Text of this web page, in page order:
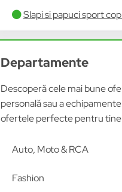
Slapi si papuci sport
Departamente
Descoperă cele mai bune
personală sau a
ofertele perfecte pentru
Auto, Moto & RCA
Fashion